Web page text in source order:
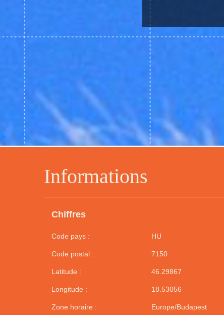
Informations
Chiffres
Code pays : HU
Code postal : 7150
Latitude : 46.29867
Longitude : 18.53056
Zone horaire : Europe/Budapest